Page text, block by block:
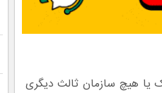
یا هیچ سازمان ثالث دیگری